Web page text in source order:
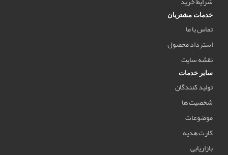
خدمات مشتریان
تماس با ما
استرداد محصول
نقشه سایت
سایر خدمات
تولید کنندگان
شخصیت ها
موضوعات
کارت هدیه
بازاریابی